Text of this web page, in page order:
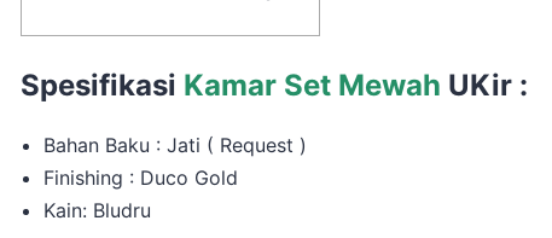
Spesifikasi Kamar Set Mewah UKir :
Bahan Baku : Jati ( Request )
Finishing : Duco Gold
Kain: Bludru